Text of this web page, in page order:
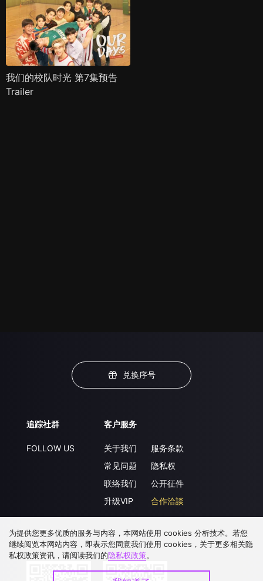
我们的校队时光 第7集预告
Trailer
兑换序号
追踪社群
FOLLOW US
客户服务
关于我们
常见问题
联络我们
升级VIP
服务条款
隐私权
公开征件
合作洽談
下载 APP
为提供您更多优质的服务与内容，本网站使用 cookies 分析技术。若您
继续阅览本网站内容，即表示您同意我们使用 cookies，关于更多相关隐
私权政策资讯，请阅读我们的隐私权政策。